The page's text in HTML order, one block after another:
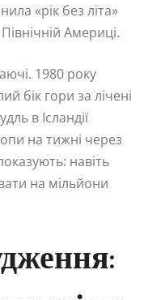
«рік без літа»
Америці.
1980 року
бік гори за лічені
в Ісландії
на тижні через
навіть
на мільйони